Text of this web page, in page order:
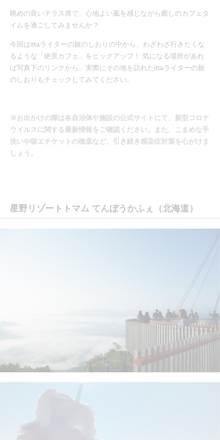
眺めの良いテラス席で、心地よい風を感じながら癒しのカフェタ
イムを過ごしてみませんか？
今回はittaライターの旅のしおりの中から、わざわざ行きたくな
るような「絶景カフェ」をピックアップ！ 気になる場所があれ
ば写真下のリンクから、実際にその地を訪れたittaライターの旅
のしおりもチェックしてみてください。
※お出かけの際は各自治体や施設の公式サイトにて、新型コロナ
ウイルスに関する最新情報をご確認ください。また、こまめな手
洗いや咳エチケットの徹底など、引き続き感染症対策を心がけま
しょう。
星野リゾートトマム てんぼうかふぇ（北海道）